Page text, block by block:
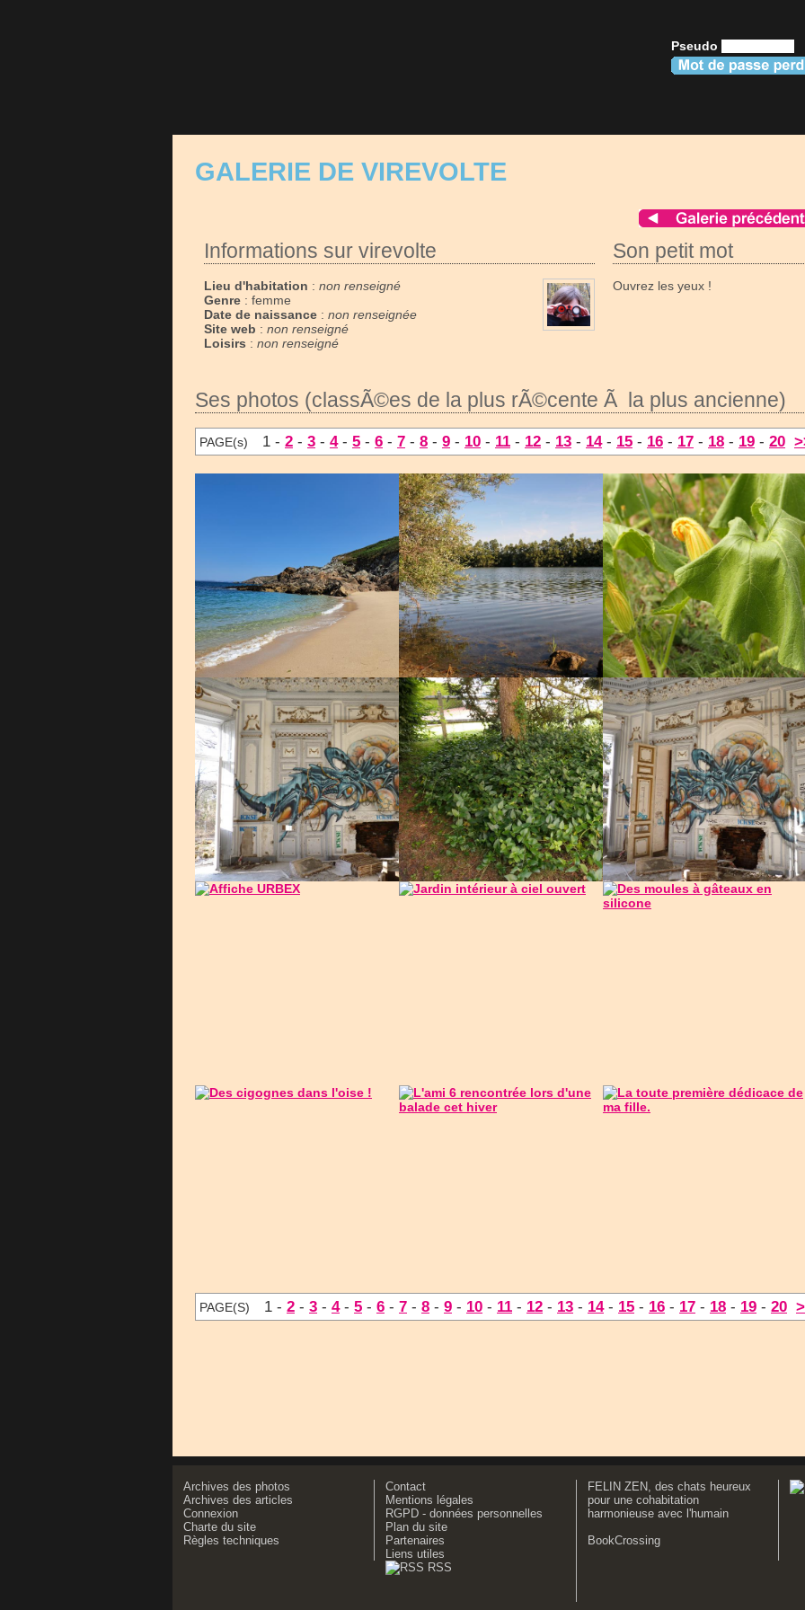
Pseudo
GALERIE DE VIREVOLTE
Informations sur virevolte
Lieu d'habitation : non renseigné
Genre : femme
Date de naissance : non renseignée
Site web : non renseigné
Loisirs : non renseigné
Son petit mot
Ouvrez les yeux !
Ses photos (classÃ©es de la plus rÃ©cente Ã la plus ancienne)
PAGE(s) 1 - 2 - 3 - 4- 5 - 6 - 7 - 8 - 9 - 10 - 11 - 12 - 13 - 14- 15 - 16 - 17 - 18 - 19 - 20
PAGE(S) 1 - 2 - 3 - 4- 5 - 6 - 7 - 8 - 9 - 10 - 11 - 12 - 13 - 14- 15 - 16 - 17 - 18 - 19 - 20
Archives des photos
Archives des articles
Connexion
Charte du site
Règles techniques
Contact
Mentions légales
RGPD - données personnelles
Plan du site
Partenaires
Liens utiles
RSS
FELIN ZEN, des chats heureux
pour une cohabitation
harmonieuse avec l'humain
BookCrossing